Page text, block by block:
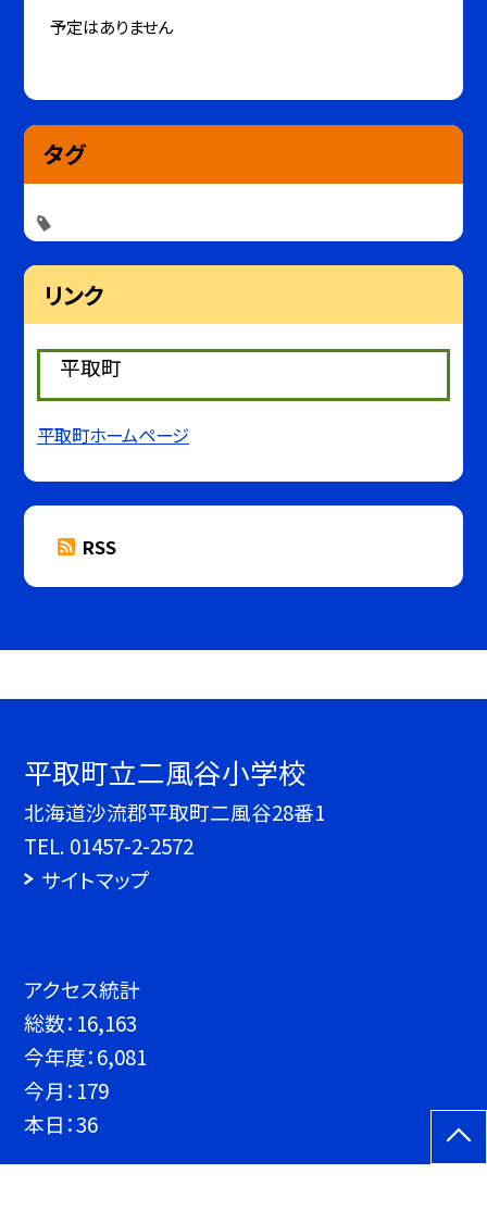
予定はありません
タグ
リンク
平取町
平取町ホームページ
RSS
平取町立二風谷小学校
北海道沙流郡平取町二風谷28番1
TEL. 01457-2-2572
サイトマップ
アクセス統計
総数： 16,163
今年度：6,081
今月： 179
本日：36